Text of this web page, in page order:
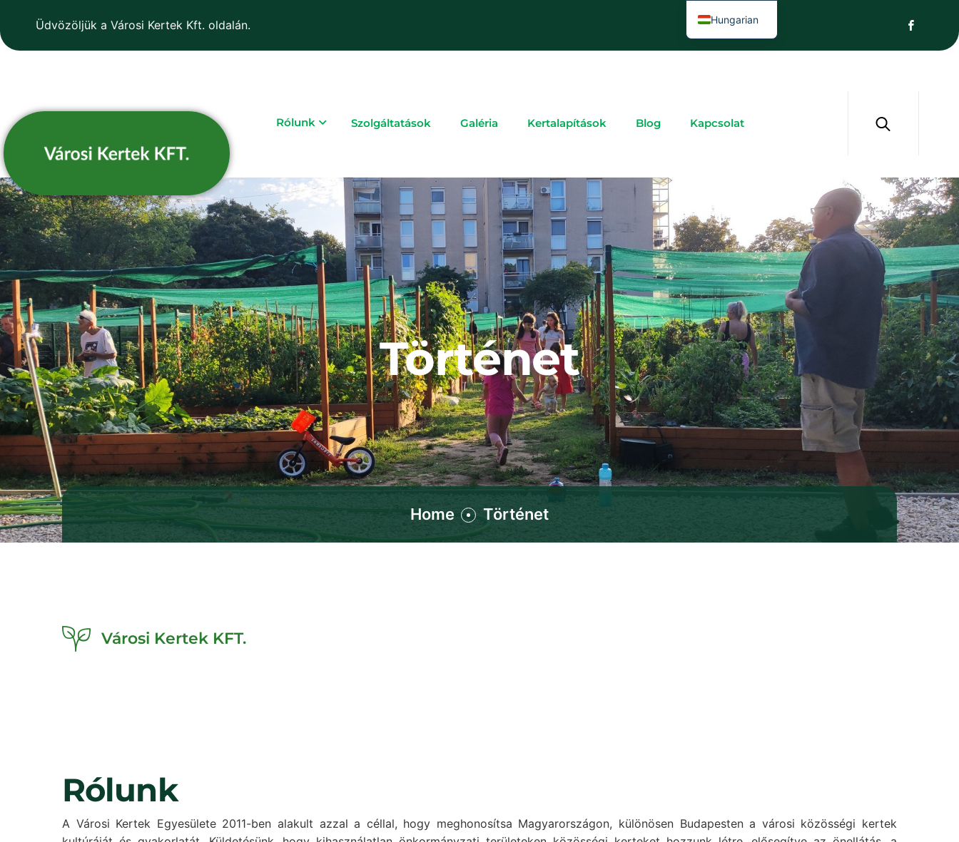
Üdvözöljük a Városi Kertek Kft. oldalán.
Rólunk Szolgáltatások Galéria Kertalapítások Blog Kapcsolat
Történet
Home Történet
Városi Kertek KFT.
Rólunk
A Városi Kertek Egyesülete 2011-ben alakult azzal a céllal, hogy meghonosítsa Magyarországon, különösen Budapesten a városi közösségi kertek
Hungarian